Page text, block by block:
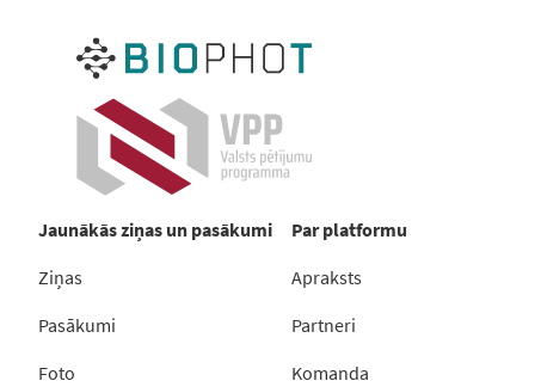
Jaunākās ziņas un pasākumi
Ziņas
Pasākumi
Foto
Par platformu
Apraksts
Partneri
Komanda